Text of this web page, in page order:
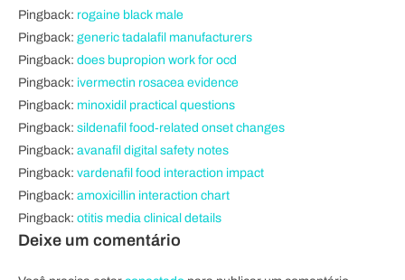
Pingback: rogaine black male
Pingback: generic tadalafil manufacturers
Pingback: does bupropion work for ocd
Pingback: ivermectin rosacea evidence
Pingback: minoxidil practical questions
Pingback: sildenafil food‑related onset changes
Pingback: avanafil digital safety notes
Pingback: vardenafil food interaction impact
Pingback: amoxicillin interaction chart
Pingback: otitis media clinical details
Deixe um comentário